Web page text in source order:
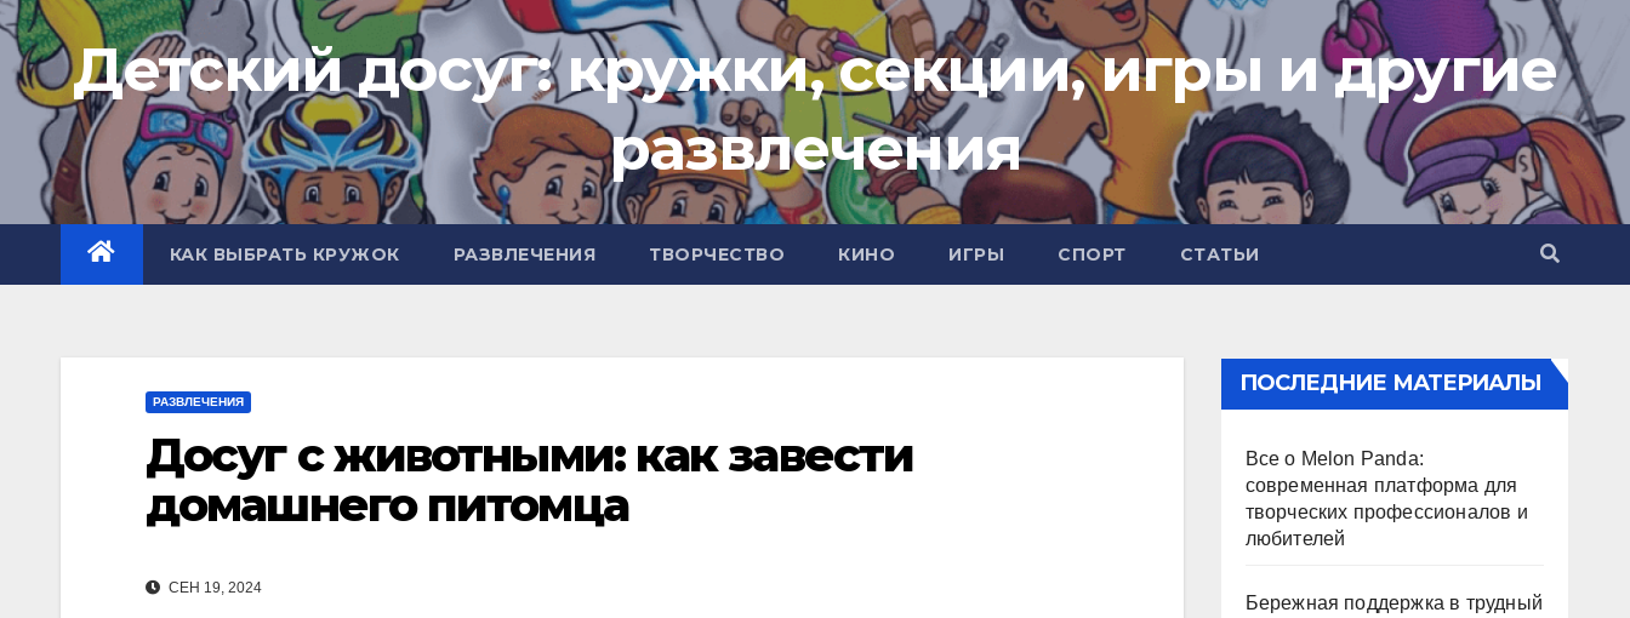
Перейти
содержимомуДетский досуг: кружки, секции, игры и другие
развлечения
КАК ВЫБРАТЬ КРУЖОК РАЗВЛЕЧЕНИЯ ТВОРЧЕСТВО КИНО ИГРЫ СПОРТ СТАТЬИ
РАЗВЛЕЧЕНИЯ
Досуг с животными: как завести
домашнего питомца
СЕН 19, 2024
ПОСЛЕДНИЕ МАТЕРИАЛЫ
Все о Melon Panda:
современная платформа для
творческих профессионалов и
любителей
Бережная поддержка в трудный